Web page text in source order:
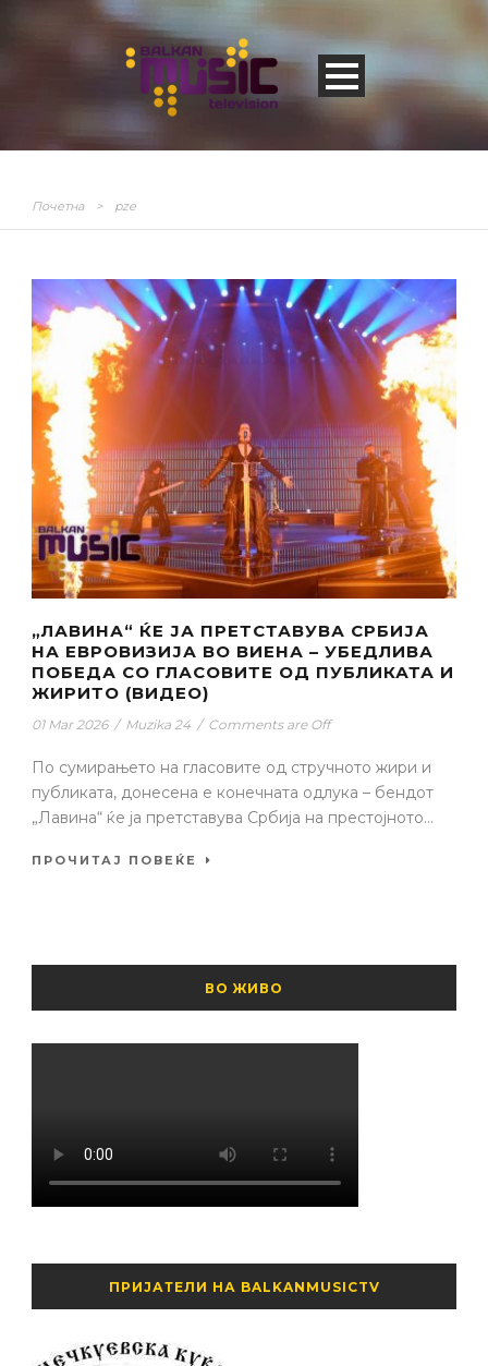
Почетна > pze
„ЛАВИНА“ ЌЕ ЈА ПРЕТСТАВУВА СРБИЈА
НА ЕВРОВИЗИЈА ВО ВИЕНА – УБЕДЛИВА
ПОБЕДА СО ГЛАСОВИТЕ ОД ПУБЛИКАТА И
ЖИРИТО (ВИДЕО)
01 Mar 2026 / Muzika 24 / Comments are Off
По сумирањето на гласовите од стручното жири и
публиката, донесена е конечната одлука – бендот
„Лавина“ ќе ја претставува Србија на престојното...
ПРОЧИТАЈ ПОВЕЌЕ
ВО ЖИВО
ПРИЈАТЕЛИ НА BALKANMUSICTV